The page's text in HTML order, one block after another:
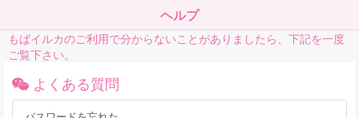
ヘルプ
もばイルカのご利用で分からないことがありましたら、下記を一度
ご覧下さい。
よくある質問